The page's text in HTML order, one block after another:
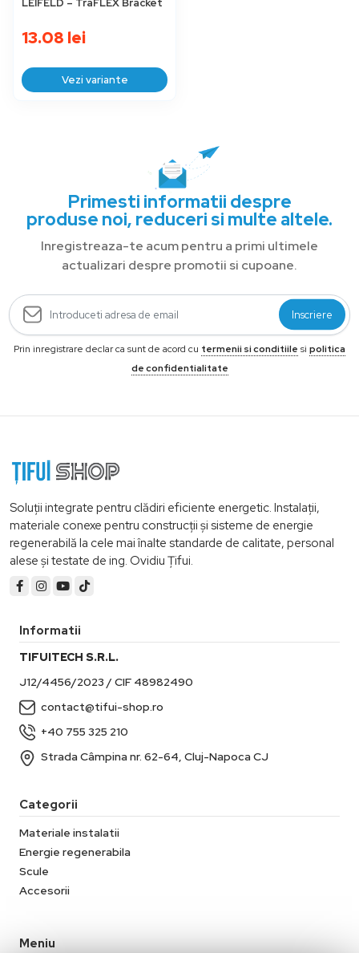
13.08 lei
Vezi variante
Primesti informatii despre
produse noi, reduceri si multe altele.
Inregistreaza-te acum pentru a primi ultimele
actualizari despre promotii si cupoane.
Inscriere
Prin inregistrare declar ca sunt de acord cu termenii si conditiile si politica
de confidentialitate
Soluții integrate pentru clădiri eficiente energetic. Instalații,
materiale conexe pentru construcții și sisteme de energie
regenerabilă la cele mai înalte standarde de calitate, personal
alese și testate de ing. Ovidiu Țifui.
Informatii
TIFUITECH S.R.L.
J12/4456/2023 / CIF 48982490
contact@tifui-shop.ro
+40 755 325 210
Strada Câmpina nr. 62-64, Cluj-Napoca CJ
Categorii
Materiale instalatii
Energie regenerabila
Scule
Accesorii
Meniu